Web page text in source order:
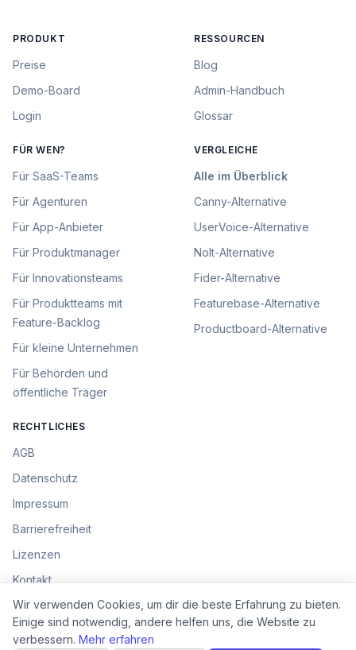
PRODUKT
Preise
Demo-Board
Login
RESSOURCEN
Blog
Admin-Handbuch
Glossar
FÜR WEN?
Für SaaS-Teams
Für Agenturen
Für App-Anbieter
Für Produktmanager
Für Innovationsteams
Für Produktteams mit
Feature-Backlog
Für kleine Unternehmen
Für Behörden und
öffentliche Träger
VERGLEICHE
Alle im Überblick
Canny-Alternative
UserVoice-Alternative
Nolt-Alternative
Fider-Alternative
Featurebase-Alternative
Productboard-Alternative
RECHTLICHES
AGB
Datenschutz
Impressum
Barrierefreiheit
Lizenzen
Kontakt
©2026Ideenkiste. Alle Rechte vorbehalten.
Wir verwenden Cookies, um dir die beste Erfahrung zu bieten.
Einige sind notwendig, andere helfen uns, die Website zu
verbessern. Mehr erfahren